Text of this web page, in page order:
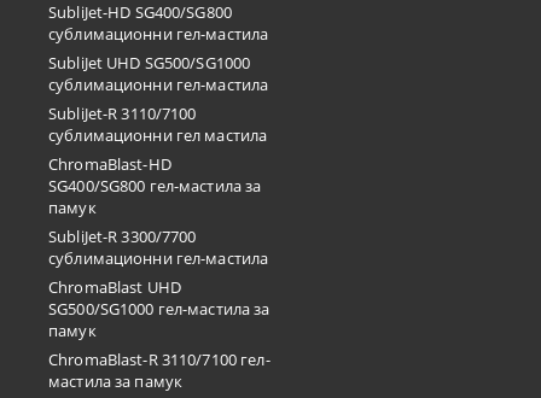
SubliJet-HD SG400/SG800
сублимационни гел-мастила
SubliJet UHD SG500/SG1000
сублимационни гел-мастила
SubliJet-R 3110/7100
сублимационни гел мастила
ChromaBlast-HD
SG400/SG800 гел-мастила за
памук
SubliJet-R 3300/7700
сублимационни гел-мастила
ChromaBlast UHD
SG500/SG1000 гел-мастила за
памук
ChromaBlast-R 3110/7100 гел-
мастила за памук